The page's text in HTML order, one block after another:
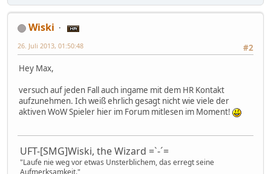
Wiski
#2
26. Juli 2013, 01:50:48
Hey Max,
versuch auf jeden Fall auch ingame mit dem HR Kontakt
aufzunehmen. Ich weiß ehrlich gesagt nicht wie viele der
aktiven WoW Spieler hier im Forum mitlesen im Moment!
UFT-[SMG]Wiski, the Wizard =`-´=
"Laufe nie weg vor etwas Unsterblichem, das erregt seine
Aufmerksamkeit."